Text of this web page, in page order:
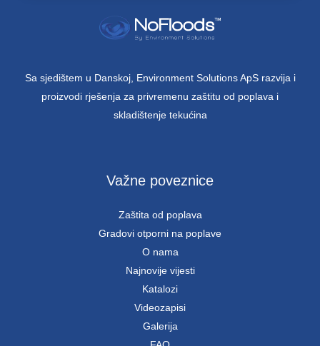
Sa sjedištem u Danskoj, Environment Solutions ApS razvija i
proizvodi rješenja za privremenu zaštitu od poplava i
skladištenje tekućina
Važne poveznice
Zaštita od poplava
Gradovi otporni na poplave
O nama
Najnovije vijesti
Katalozi
Videozapisi
Galerija